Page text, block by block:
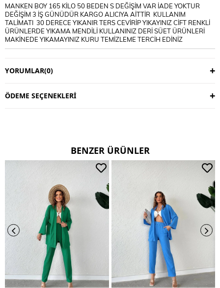
MANKEN BOY 165 KİLO 50 BEDEN S DEĞİŞİM VAR İADE YOKTUR
DEĞİŞİM 3 İŞ GÜNÜDÜR KARGO ALICIYA AİTTİR KULLANIM
TALİMATI 30 DERECE YIKANIR TERS CEVİRİP YIKAYINIZ CİFT RENKLİ
ÜRÜNLERDE YIKAMA MENDİLİ KULLANINIZ DERİ SÜET ÜRÜNLERİ
MAKİNEDE YIKAMAYINIZ KURU TEMİZLEME TERCİH EDİNİZ
YORUMLAR(0)
ÖDEME SEÇENEKLERI
BENZER ÜRÜNLER